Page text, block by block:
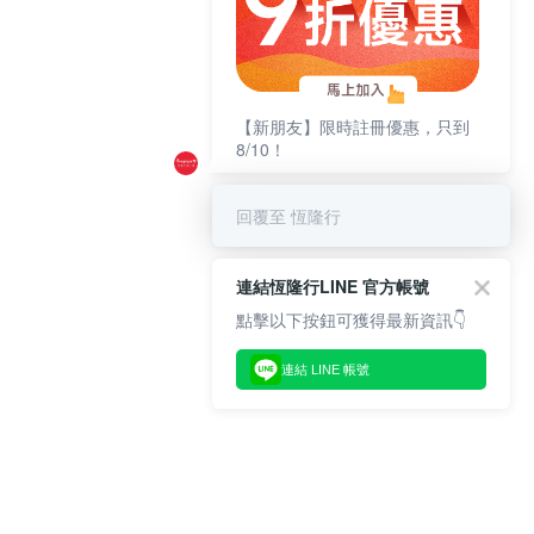
【新朋友】限時註冊優惠，只到
8/10！
回覆至 恆隆行
連結恆隆行LINE 官方帳號
點擊以下按鈕可獲得最新資訊👇
連結 LINE 帳號